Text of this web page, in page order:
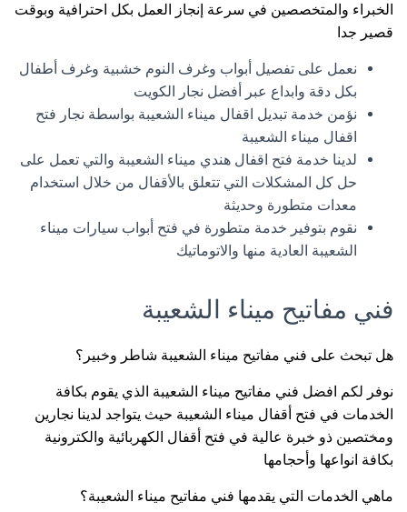
الخبراء والمتخصصين في سرعة إنجاز العمل بكل احترافية وبوقت
قصير جدا
نعمل على تفصيل أبواب وغرف النوم خشبية وغرف أطفال
بكل دقة وابداع عبر أفضل نجار الكويت
نؤمن خدمة تبديل اقفال ميناء الشعيبة بواسطة نجار فتح
اقفال ميناء الشعيبة
لدينا خدمة فتح اقفال هندي ميناء الشعيبة والتي تعمل على
حل كل المشكلات التي تتعلق بالأقفال من خلال استخدام
معدات متطورة وحديثة
نقوم بتوفير خدمة متطورة في فتح أبواب سيارات ميناء
الشعيبة العادية منها والاتوماتيك
فني مفاتيح ميناء الشعيبة
هل تبحث على فني مفاتيح ميناء الشعيبة شاطر وخبير؟
نوفر لكم افضل فني مفاتيح ميناء الشعيبة الذي يقوم بكافة
الخدمات في فتح أقفال ميناء الشعيبة حيث يتواجد لدينا نجارين
ومختصين ذو خبرة عالية في فتح أقفال الكهربائية والكترونية
بكافة انواعها وأحجامها
ماهي الخدمات التي يقدمها فني مفاتيح ميناء الشعيبة؟